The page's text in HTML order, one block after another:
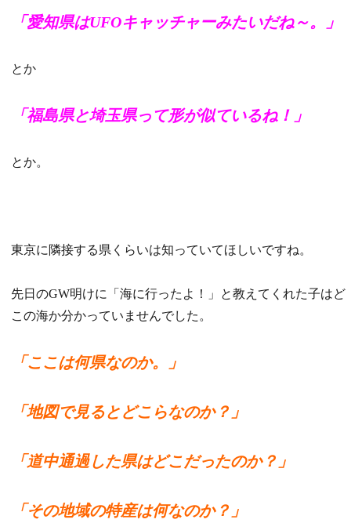
「愛知県はUFOキャッチャーみたいだね～。」
とか
「福島県と埼玉県って形が似ているね！」
とか。
東京に隣接する県くらいは知っていてほしいですね。
先日のGW明けに「海に行ったよ！」と教えてくれた子はど
この海か分かっていませんでした。
「ここは何県なのか。」
「地図で見るとどこらなのか？」
「道中通過した県はどこだったのか？」
「その地域の特産は何なのか？」